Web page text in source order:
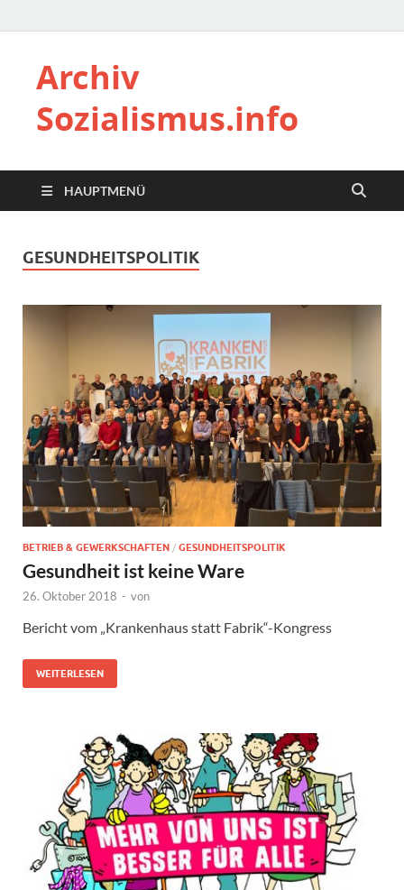
Archiv
Sozialismus.info
HAUPTMENÜ
GESUNDHEITSPOLITIK
BETRIEB & GEWERKSCHAFTEN / GESUNDHEITSPOLITIK
Gesundheit ist keine Ware
26. Oktober 2018 - von
Bericht vom „Krankenhaus statt Fabrik“-Kongress
WEITERLESEN